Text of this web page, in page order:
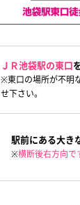
ＪＲ池袋駅の東口
※東口の場所が不明
せ下さい。
駅前にある大き
※横断後右方向で